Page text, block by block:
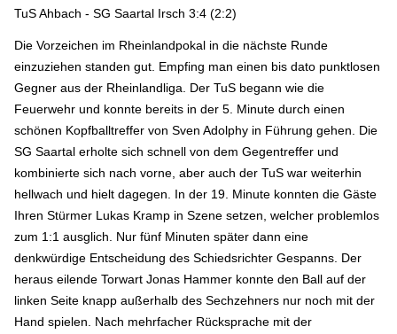
TuS Ahbach - SG Saartal Irsch 3:4 (2:2)
Die Vorzeichen im Rheinlandpokal in die nächste Runde
einzuziehen standen gut. Empfing man einen bis dato punktlosen
Gegner aus der Rheinlandliga. Der TuS begann wie die
Feuerwehr und konnte bereits in der 5. Minute durch einen
schönen Kopfballtreffer von Sven Adolphy in Führung gehen. Die
SG Saartal erholte sich schnell von dem Gegentreffer und
kombinierte sich nach vorne, aber auch der TuS war weiterhin
hellwach und hielt dagegen. In der 19. Minute konnten die Gäste
Ihren Stürmer Lukas Kramp in Szene setzen, welcher problemlos
zum 1:1 ausglich. Nur fünf Minuten später dann eine
denkwürdige Entscheidung des Schiedsrichter Gespanns. Der
heraus eilende Torwart Jonas Hammer konnte den Ball auf der
linken Seite knapp außerhalb des Sechzehners nur noch mit der
Hand spielen. Nach mehrfacher Rücksprache mit der